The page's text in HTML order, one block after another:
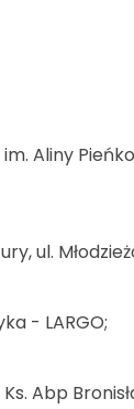
Aliny
ul.
- LARGO;
Abp